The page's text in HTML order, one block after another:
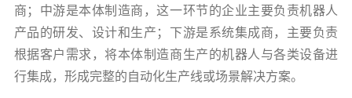
商；中游是本体制造商，这一环节的企业主要负责机器人
产品的研发、设计和生产；下游是系统集成商，主要负责
根据客户需求，将本体制造商生产的机器人与各类设备进
行集成，形成完整的自动化生产线或场景解决方案。